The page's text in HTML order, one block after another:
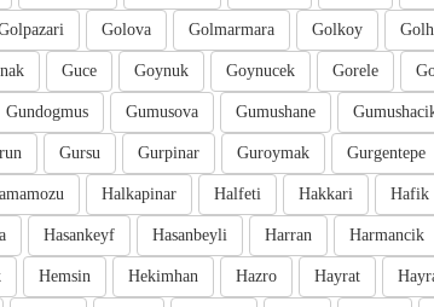
Golkoy
Golmarmara
Golova
Gorele
Goynucek
Goynuk
Guce
Gumushane
Gumusova
Gundogmus
Gurgentepe
Guroymak
Gurpinar
Gursu
Hafik
Hakkari
Halfeti
Halkapinar
Harmancik
Harran
Hasanbeyli
Hasankeyf
Hayrat
Hazro
Hekimhan
Hemsin